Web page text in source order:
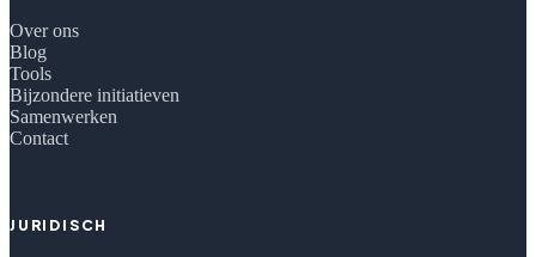
Over ons
Blog
Tools
Bijzondere initiatieven
Samenwerken
Contact
JURIDISCH